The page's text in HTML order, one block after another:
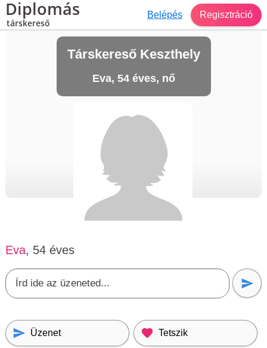
Diplomás
társkereső
Belépés Regisztráció
Társkereső Keszthely
Eva, 54 éves, nő
Eva, 54 éves
Üzenet Tetszik